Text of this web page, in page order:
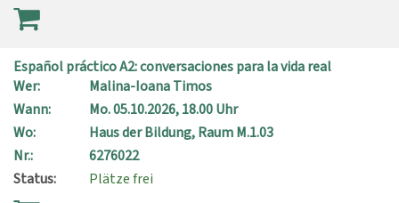
Español práctico A2: conversaciones para la vida real
Wer:
Malina-Ioana Timos
Wann:
Mo.05.10.2026, 18.00 Uhr
Wo:
Haus der Bildung, Raum M.1.03
Nr.:
6276022
Status:
Plätze frei